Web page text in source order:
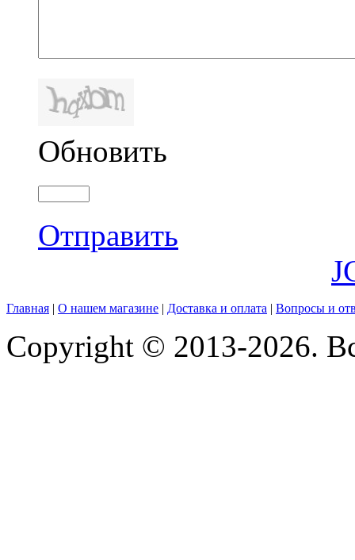
Обновить
Отправить
Главная | О нашем магазине | Доставка и оплата | Вопросы и
Copyright © 2013-2026.